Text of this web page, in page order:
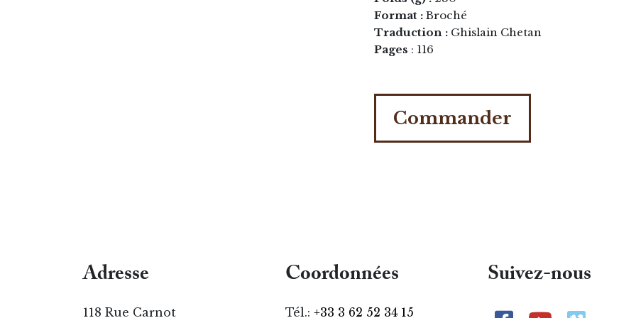
Format : Broché
Traduction : Ghislain Chetan
Pages : 116
Commander
Adresse
118 Rue Carnot
Coordonnées
Tél.: +33 3 62 52 34 15
Suivez-nous